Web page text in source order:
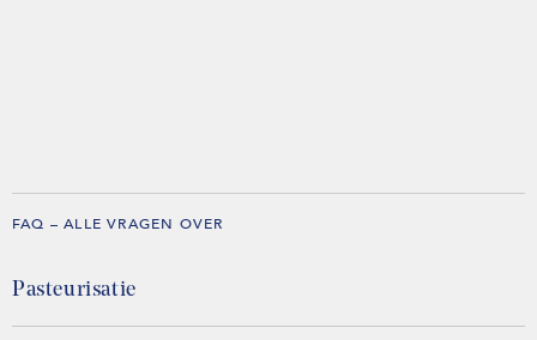
FAQ – ALLE VRAGEN OVER
Pasteurisatie